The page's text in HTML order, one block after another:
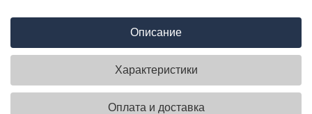
Описание
Характеристики
Оплата и доставка